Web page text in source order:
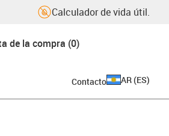
Calculador de vida útil.
de la compra (0)
Contacto AR (ES)